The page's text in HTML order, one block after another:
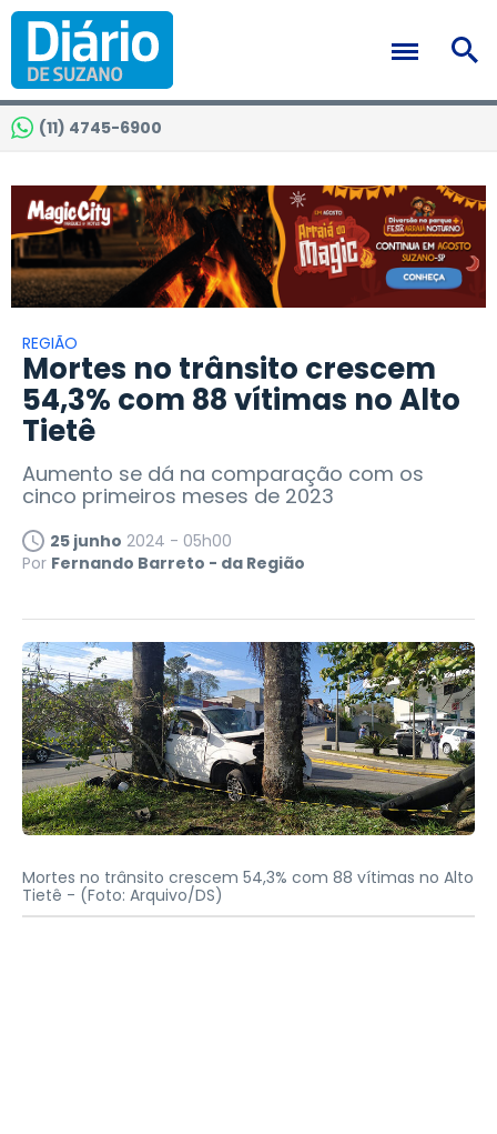
(11) 4745-6900
REGIÃO
Mortes no trânsito crescem
54,3% com 88 vítimas no Alto
Tietê
Aumento se dá na comparação com os
cinco primeiros meses de 2023
25 junho 2024 - 05h00
Por Fernando Barreto - da Região
Mortes no trânsito crescem 54,3% com 88 vítimas no Alto
Tietê - (Foto: Arquivo/DS)